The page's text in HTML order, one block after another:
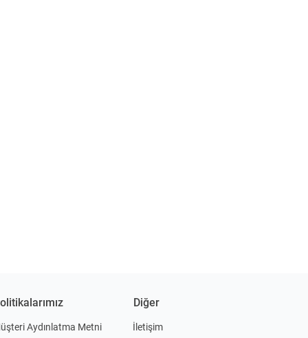
Aydınlatma Metni
Diğer
İletişim